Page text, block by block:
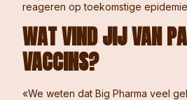
reageren op toekomstige
WAT VIND JIJ VAN
VACCINS?
«We weten dat Big Pharma veel